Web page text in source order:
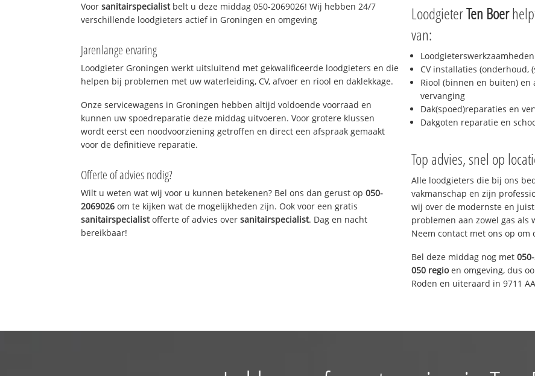
Voorsanitairspecialistbelt u deze middag 050-2069026! Wij hebben 24/7
verschillende loodgieters actief in Groningen en omgeving
Jarenlange ervaring
Loodgieter Groningen werkt uitsluitend met gekwalificeerde loodgieters en die
helpen bij problemen met uw waterleiding, CV, afvoer en riool en daklekkage.
Onze servicewagens in Groningen hebben altijd voldoende voorraad en
kunnen uw spoedreparatie deze middag uitvoeren. Voor grotere klussen
wordt eerst een noodvoorziening getroffen en direct een afspraak gemaakt
voor de definitieve reparatie.
Offerte of advies nodig?
Wilt u weten wat wij voor u kunnen betekenen? Bel ons dan gerust op050-
2069026 om te kijken wat de mogelijkheden zijn. Ook voor een gratis
sanitairspecialistofferte of advies oversanitairspecialist. Dag en nacht
bereikbaar!
LoodgieterTen Boer
van:
CV installaties (onderhoud,
Riool (binnen en buiten)
vervanging
Dak(spoed)reparaties en
Dakgoten reparatie en
Top advies, snel op
Alle loodgieters die bij ons
vakmanschap en zijn
wij over de modernste en
problemen aan zowel gas als
Neem contact met ons op
Bel deze middag nog met
050 regioen omgeving, dus
Roden en uiteraard in 9711